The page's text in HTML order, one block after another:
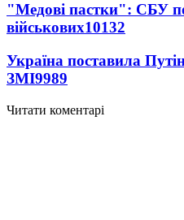
"Медові пастки": СБУ
військових10132
Україна поставила
ЗМІ9989
Читати коментарі